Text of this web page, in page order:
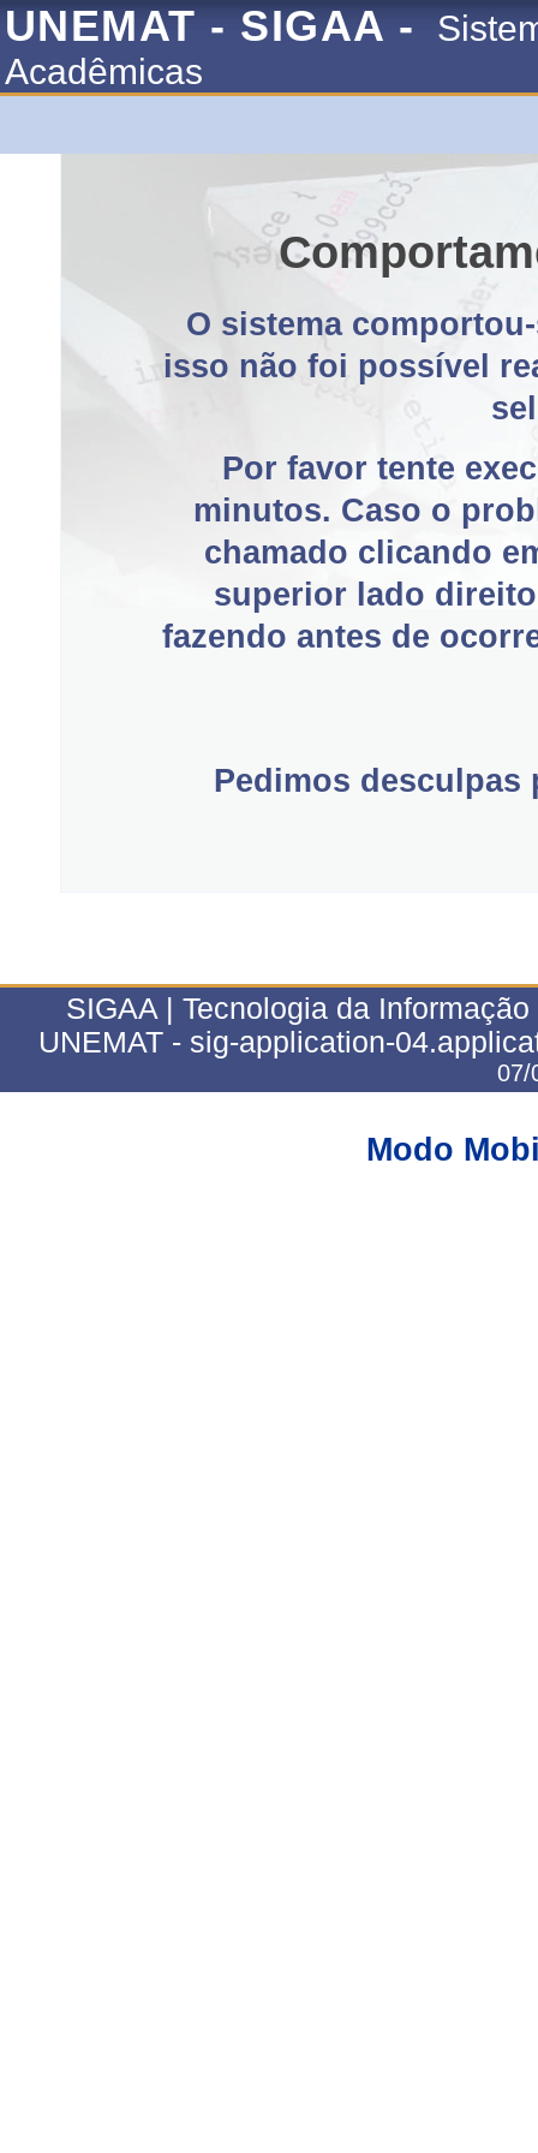
UNEMAT - SIGAA -
Acadêmicas
O sistema
isso não foi possível
Por favor tente
minutos. Caso o
chamado clicando
superior lado
fazendo antes de
Pedimos
SIGAA | Tecnologia da
UNEMAT - sig-application-
07/
Modo